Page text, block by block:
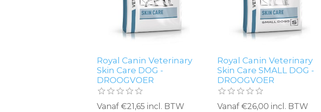
Royal Canin Veterinary
Skin Care DOG -
DROOGVOER
Vanaf €21,65 incl. BTW
Royal Canin Veterinary
Skin Care SMALL DOG -
DROOGVOER
Vanaf €26,00 incl. BTW